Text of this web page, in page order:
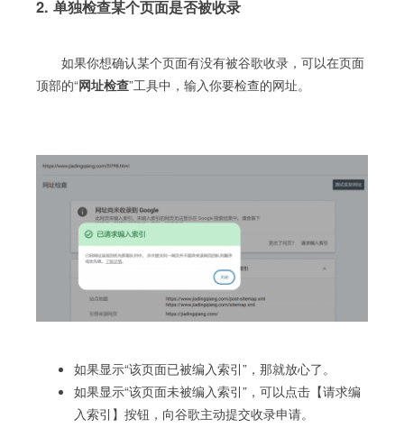
2. 单独检查某个页面是否被收录
如果你想确认某个页面有没有被谷歌收录，可以在页面
顶部的“网址检查”工具中，输入你要检查的网址。
如果显示“该页面已被编入索引”，那就放心了。
如果显示“该页面未被编入索引”，可以点击【请求编
入索引】按钮，向谷歌主动提交收录申请。